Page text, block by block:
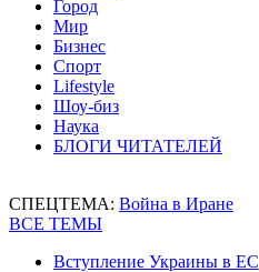
Город
Мир
Бизнес
Спорт
Lifestyle
Шоу-биз
Наука
БЛОГИ ЧИТАТЕЛЕЙ
СПЕЦТЕМА: Война в Иране
ВСЕ ТЕМЫ
Вступление Украины в ЕС